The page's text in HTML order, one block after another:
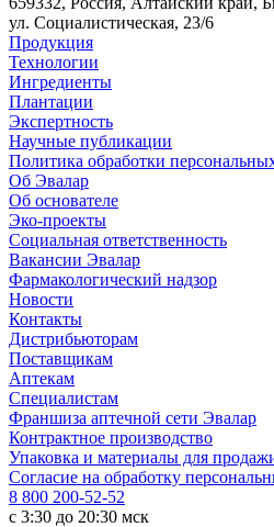
ул. Социалистическая, 23/6
Продукция
Технологии
Ингредиенты
Плантации
Экспертность
Научные публикации
Политика обработки
Об Эвалар
Об основателе
Эко-проекты
Социальная ответственность
Вакансии Эвалар
Фармакологический надзор
Новости
Контакты
Дистрибьюторам
Поставщикам
Аптекам
Специалистам
Франшиза аптечной сети Эвалар
Контрактное производство
Упаковка и материалы для
Согласие на обработку
8 800 200-52-52
c 3:30 до 20:30 мск